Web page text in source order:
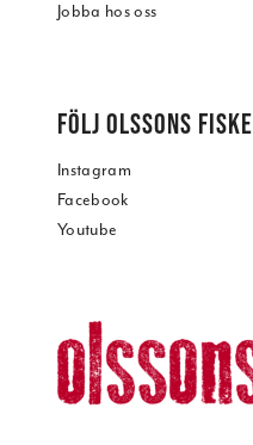
Jobba hos oss
FÖLJ OLSSONS FISKE
Instagram
Facebook
Youtube